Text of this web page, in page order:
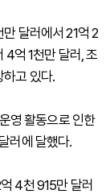
달러에서 21억 2
4억 1천만 달러, 조
하고 있다.
영 활동으로 인한
러에 달했다.
4천 915만 달러